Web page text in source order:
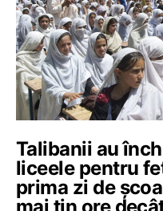
Talibanii au
liceele pentru
prima zi de